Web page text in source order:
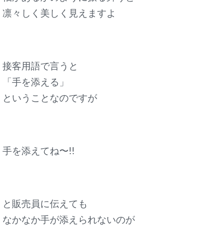
凛々しく美しく見えますよ
接客用語で言うと
「手を添える」
ということなのですが
手を添えてね〜!!
と販売員に伝えても
なかなか手が添えられないのが